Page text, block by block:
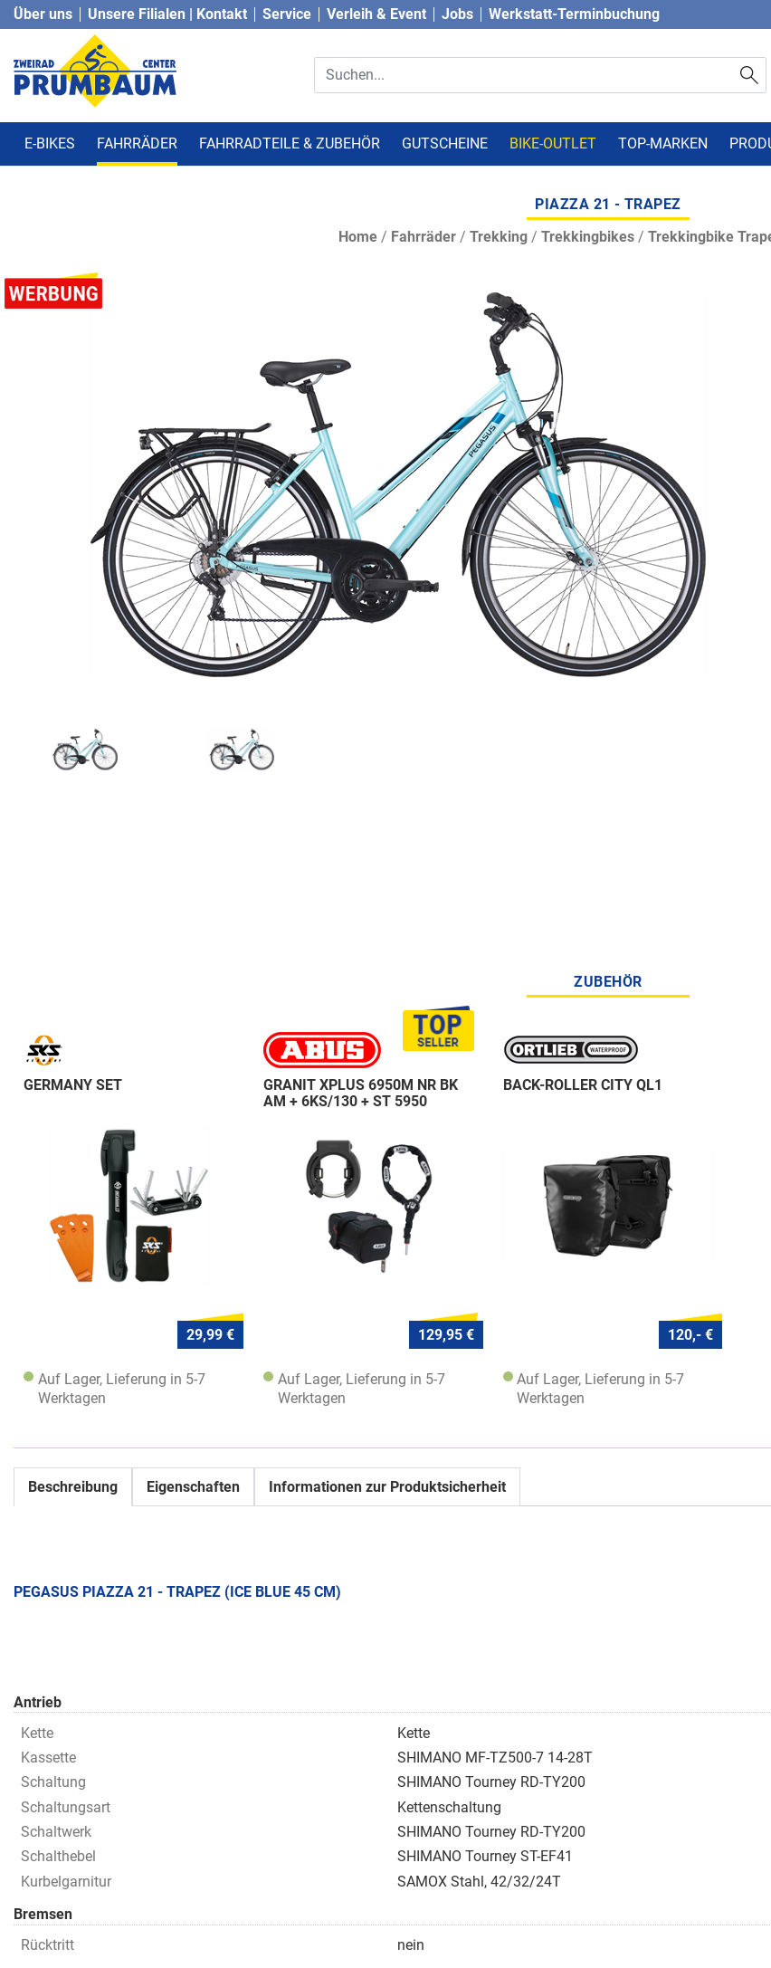
Über uns Unsere Filialen | Kontakt Service Verleih & Event Jobs Werkstatt-Terminbuchung
E-BIKES FAHRRÄDER FAHRRADTEILE & ZUBEHÖR GUTSCHEINE BIKE-OUTLET TOP-MARKEN
PIAZZA 21 - TRAPEZ
Home / Fahrräder / Trekking / Trekkingbikes / Trekkingbike
ZUBEHÖR
GERMANY SET
29,99 €
Auf Lager, Lieferung in 5-7
Werktagen
GRANIT XPLUS 6950M NR BK
AM + 6KS/130 + ST 5950
129,95 €
Auf Lager, Lieferung in 5-7
Werktagen
BACK-ROLLER CITY QL1
120,- €
Auf Lager, Lieferung in 5-7
Werktagen
Beschreibung Eigenschaften Informationen zur Produktsicherheit
PEGASUS PIAZZA 21 - TRAPEZ (ICE BLUE 45 CM)
Antrieb
Kette
Kette
Kassette
SHIMANO MF-TZ500-7 14-28T
Schaltung
SHIMANO Tourney RD-TY200
Schaltungsart
Kettenschaltung
Schaltwerk
SHIMANO Tourney RD-TY200
Schalthebel
SHIMANO Tourney ST-EF41
Kurbelgarnitur
SAMOX Stahl, 42/32/24T
Bremsen
Rücktritt
nein